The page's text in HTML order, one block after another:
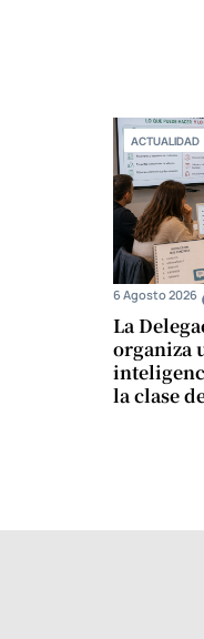
ACTUALIDAD
La
organiza
la clase
6 Agosto 2026